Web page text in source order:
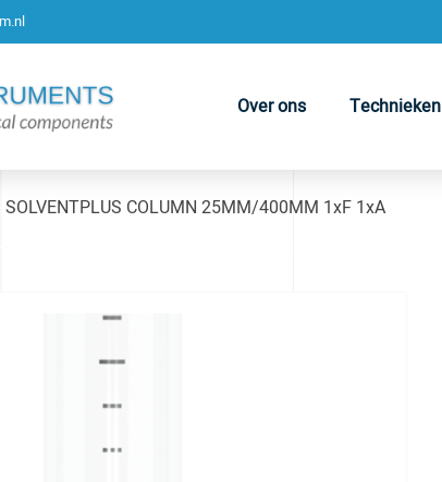
Over ons Technieken
COLUMN 25MM/400MM 1xF 1xA